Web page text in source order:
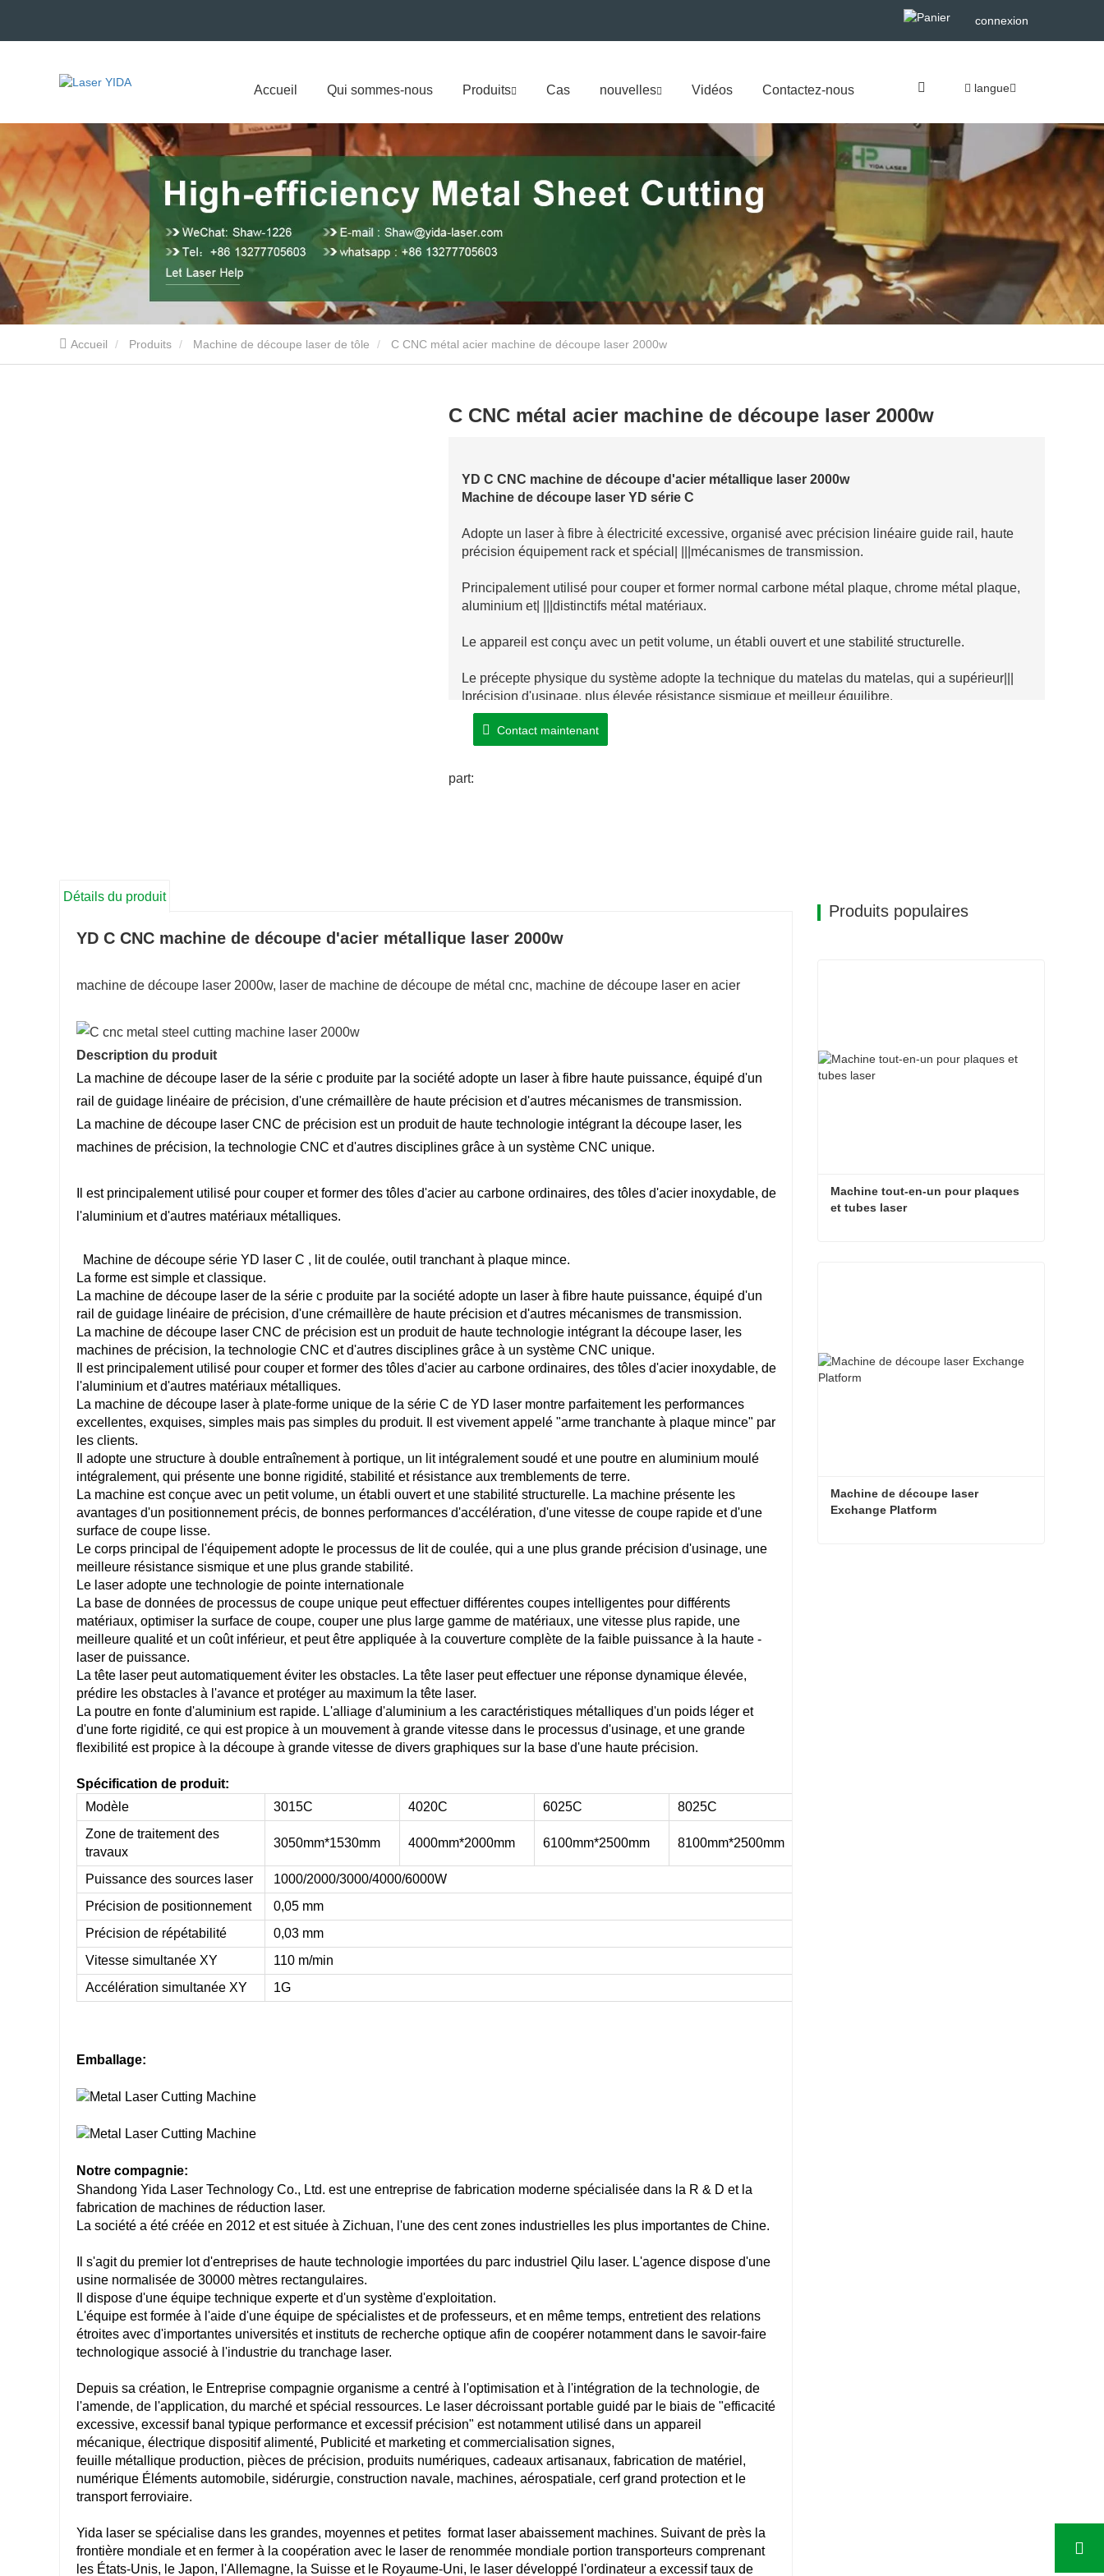
connexion
Accueil Qui sommes-nous Produits Cas nouvelles Vidéos Contactez-nous langue
Accueil Produits Machine de découpe laser de tôle C CNC métal acier machine de découpe laser 2000w
C CNC métal acier machine de découpe laser 2000w
YD C CNC machine de découpe d'acier métallique laser 2000w
Machine de découpe laser YD série C
Adopte un laser à fibre à électricité excessive, organisé avec précision linéaire guide rail, haute
précision équipement rack et spécial| |||mécanismes de transmission.
Principalement utilisé pour couper et former normal carbone métal plaque, chrome métal plaque,
aluminium et| |||distinctifs métal matériaux.
Le appareil est conçu avec un petit volume, un établi ouvert et une stabilité structurelle.
Le précepte physique du système adopte la technique du matelas du matelas, qui a supérieur|||
|précision d'usinage, plus élevée résistance sismique et meilleur équilibre.
Contact maintenant
part:
Détails du produit
YD C CNC machine de découpe d'acier métallique laser 2000w
machine de découpe laser 2000w, laser de machine de découpe de métal cnc, machine de découpe laser en acier
Description du produit
La machine de découpe laser de la série c produite par la société adopte un laser à fibre haute puissance, équipé d'un
rail de guidage linéaire de précision, d'une crémaillère de haute précision et d'autres mécanismes de transmission.
La machine de découpe laser CNC de précision est un produit de haute technologie intégrant la découpe laser, les
machines de précision, la technologie CNC et d'autres disciplines grâce à un système CNC unique.
Il est principalement utilisé pour couper et former des tôles d'acier au carbone ordinaires, des tôles d'acier inoxydable, de
l'aluminium et d'autres matériaux métalliques.
Machine de découpe série YD laser C , lit de coulée, outil tranchant à plaque mince.
La forme est simple et classique.
La machine de découpe laser de la série c produite par la société adopte un laser à fibre haute puissance, équipé d'un
rail de guidage linéaire de précision, d'une crémaillère de haute précision et d'autres mécanismes de transmission.
La machine de découpe laser CNC de précision est un produit de haute technologie intégrant la découpe laser, les
machines de précision, la technologie CNC et d'autres disciplines grâce à un système CNC unique.
Il est principalement utilisé pour couper et former des tôles d'acier au carbone ordinaires, des tôles d'acier inoxydable, de
l'aluminium et d'autres matériaux métalliques.
La machine de découpe laser à plate-forme unique de la série C de YD laser montre parfaitement les performances
excellentes, exquises, simples mais pas simples du produit. Il est vivement appelé "arme tranchante à plaque mince" par
les clients.
Il adopte une structure à double entraînement à portique, un lit intégralement soudé et une poutre en aluminium moulé
intégralement, qui présente une bonne rigidité, stabilité et résistance aux tremblements de terre.
La machine est conçue avec un petit volume, un établi ouvert et une stabilité structurelle. La machine présente les
avantages d'un positionnement précis, de bonnes performances d'accélération, d'une vitesse de coupe rapide et d'une
surface de coupe lisse.
Le corps principal de l'équipement adopte le processus de lit de coulée, qui a une plus grande précision d'usinage, une
meilleure résistance sismique et une plus grande stabilité.
Le laser adopte une technologie de pointe internationale
La base de données de processus de coupe unique peut effectuer différentes coupes intelligentes pour différents
matériaux, optimiser la surface de coupe, couper une plus large gamme de matériaux, une vitesse plus rapide, une
meilleure qualité et un coût inférieur, et peut être appliquée à la couverture complète de la faible puissance à la haute -
laser de puissance.
La tête laser peut automatiquement éviter les obstacles. La tête laser peut effectuer une réponse dynamique élevée,
prédire les obstacles à l'avance et protéger au maximum la tête laser.
La poutre en fonte d'aluminium est rapide. L'alliage d'aluminium a les caractéristiques métalliques d'un poids léger et
d'une forte rigidité, ce qui est propice à un mouvement à grande vitesse dans le processus d'usinage, et une grande
flexibilité est propice à la découpe à grande vitesse de divers graphiques sur la base d'une haute précision.
Spécification de produit:
Modèle
3015C 4020C 6025C
8025C
Zone de traitement des
travaux
3050mm*1530mm 4000mm*2000mm 6100mm*2500mm 8100mm*2500mm
Puissance des sources laser
1000/2000/3000/4000/6000W
Précision de positionnement
0,05 mm
Précision de répétabilité
0,03 mm
Vitesse simultanée XY
110 m/min
Accélération simultanée XY
1G
Emballage:
Notre compagnie:
Shandong Yida Laser Technology Co., Ltd. est une entreprise de fabrication moderne spécialisée dans la R & D et la
fabrication de machines de réduction laser.
La société a été créée en 2012 et est située à Zichuan, l'une des cent zones industrielles les plus importantes de Chine.
Il s'agit du premier lot d'entreprises de haute technologie importées du parc industriel Qilu laser. L'agence dispose d'une
usine normalisée de 30000 mètres rectangulaires.
Il dispose d'une équipe technique experte et d'un système d'exploitation.
L'équipe est formée à l'aide d'une équipe de spécialistes et de professeurs, et en même temps, entretient des relations
étroites avec d'importantes universités et instituts de recherche optique afin de coopérer notamment dans le savoir-faire
technologique associé à l'industrie du tranchage laser.
Depuis sa création, le Entreprise compagnie organisme a centré à l'optimisation et à l'intégration de la technologie, de
l'amende, de l'application, du marché etspécial ressources. Le laser décroissant portable guidé par le biais de "efficacité
excessive, excessif banal typique performance etexcessif précision" est notamment utilisé dans un appareil
mécanique, électrique dispositif alimenté, Publicité et marketing etcommercialisation signes,
feuille métallique production, pièces de précision, produits numériques, cadeaux artisanaux, fabrication de matériel,
numérique Éléments automobile, sidérurgie, construction navale, machines, aérospatiale, cerf grand protection et le
transport ferroviaire.
Yida laser se spécialise dans les grandes, moyennes et petites format laser abaissement machines. Suivant de près la
frontière mondiale et en fermer à la coopération avec le laser de renommée mondiale portion transporteurs comprenant
les États-Unis, le Japon, l'Allemagne, la Suisse et le Royaume-Uni, le laser développé l'ordinateur a excessif taux de
Produits populaires
Machine tout-en-un pour plaques
et tubes laser
Machine de découpe laser
Exchange Platform